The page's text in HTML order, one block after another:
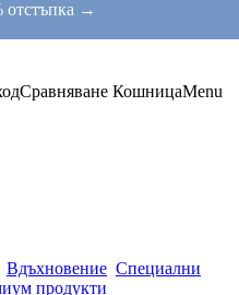
отстъпка →
Сравняване КошницаMenu
Вдъхновение Специални
продукти